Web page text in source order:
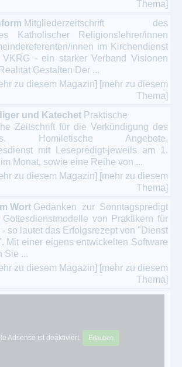
Thema]
Mitgliederzeitschrift des
Katholischer Religionslehrer/innen
innen im Kirchendienst
VKRG - ein starker Verband Visionen
Gestalten Der ...
zu diesem Magazin] [mehr zu diesem
Thema]
und Katechet Praktische
Zeitschrift für die Verkündigung des
Homiletische Angebote,
mit Lesepredigt-jeweils am 1.
Monat, sowie eine Reihe von ...
zu diesem Magazin] [mehr zu diesem
Thema]
Wort Gedanken zur Sonntagspredigt
Gottesdienstmodelle von Praktikern für
- so lautet das Erfolgsrezept von "Dienst
Mit einer eigens entwickelten Software
Sie ...
zu diesem Magazin] [mehr zu diesem
Thema]
Adsense ist deaktiviert. Erlauben